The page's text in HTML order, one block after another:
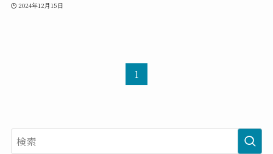
2024年12月15日
1